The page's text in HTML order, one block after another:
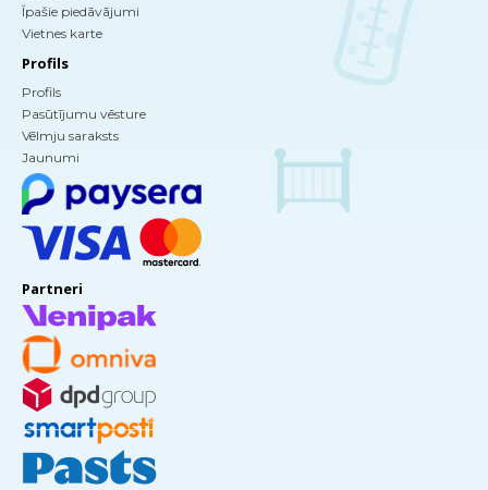
Īpašie piedāvājumi
Vietnes karte
Profils
Profils
Pasūtījumu vēsture
Vēlmju saraksts
Jaunumi
Partneri